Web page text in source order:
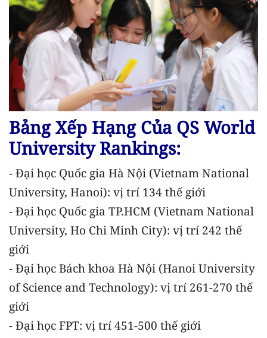
Bảng Xếp Hạng Của QS World
University Rankings:
- Đại học Quốc gia Hà Nội (Vietnam National
University, Hanoi): vị trí 134 thế giới
- Đại học Quốc gia TP.HCM (Vietnam National
University, Ho Chi Minh City): vị trí 242 thế
giới
- Đại học Bách khoa Hà Nội (Hanoi University
of Science and Technology): vị trí 261-270 thế
giới
- Đại học FPT: vị trí 451-500 thế giới